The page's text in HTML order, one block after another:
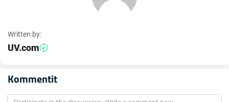
Written by:
UV.com
Kommentit